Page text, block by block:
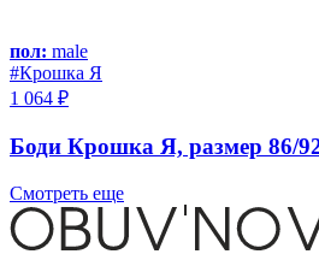
пол: male
#Крошка Я
1 064 ₽
Боди Крошка Я, размер 86/
Смотреть еще